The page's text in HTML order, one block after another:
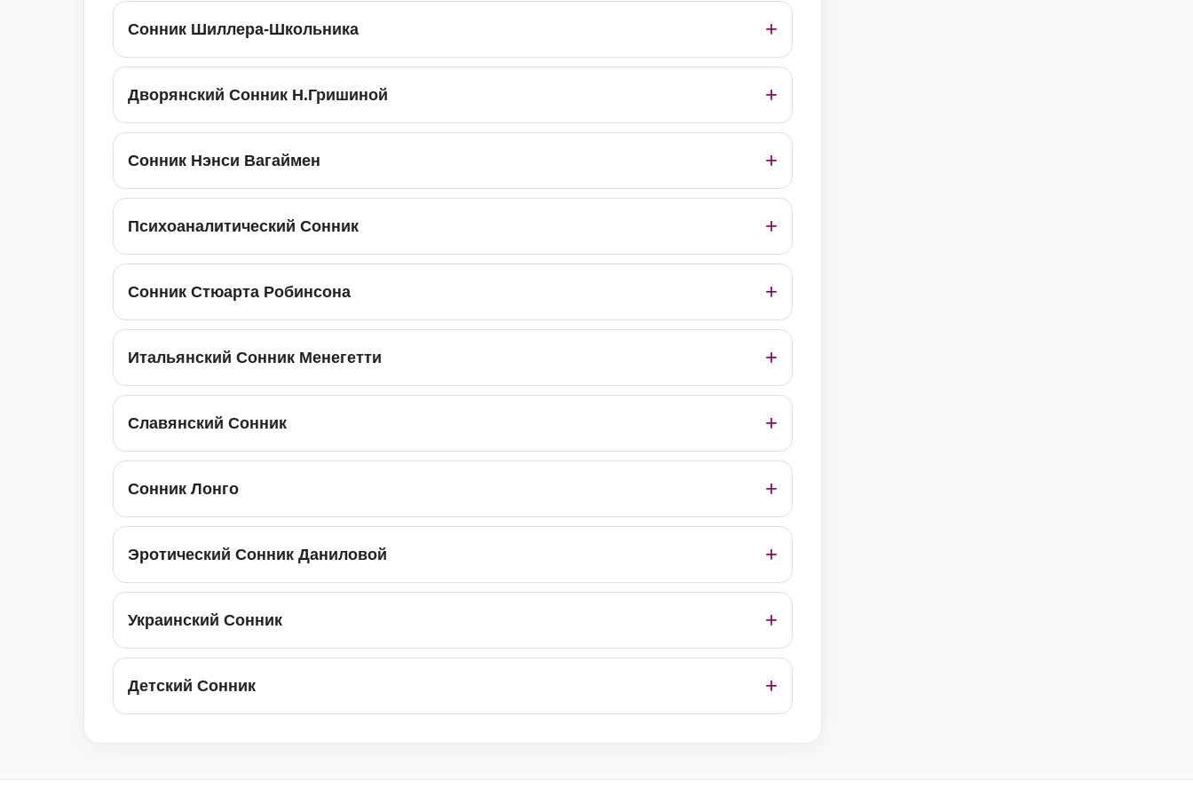
Сонник Шиллера-Школьника
Дворянский Сонник Н.Гришиной
Сонник Нэнси Вагаймен
Психоаналитический Сонник
Сонник Стюарта Робинсона
Итальянский Сонник Менегетти
Славянский Сонник
Сонник Лонго
Эротический Сонник Даниловой
Украинский Сонник
Детский Сонник